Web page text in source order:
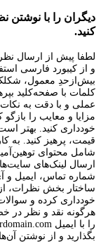
دیگران را با نوشتن
کنید.
لطفا پیش از ارسال
بیش‌از‌حدِ معمول، شکلک
کلمات با صفحه‌کلید
عملی و با دقت به
مزایا و معایب را
خودداری کنید. بهتر
قیمت، پرهیز کنید. به
شامل محتوای
ارسال لینک‌های
شماره تماس، ایمیل و
ساختار بخش نظرات،
خودداری کرده و
هرگونه نقد و نظر در
بگذارید و از نوشتن